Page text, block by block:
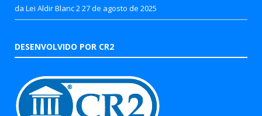
da Lei Aldir Blanc 2 27 de agosto de 2025
DESENVOLVIDO POR CR2